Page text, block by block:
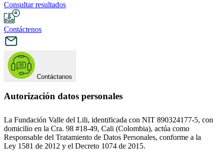
Consultar resultados
Contáctenos
Contáctanos
Autorización datos personales
La Fundación Valle del Lili, identificada con NIT 890324177-5, con
domicilio en la Cra. 98 #18-49, Cali (Colombia), actúa como
Responsable del Tratamiento de Datos Personales, conforme a la
Ley 1581 de 2012 y el Decreto 1074 de 2015.